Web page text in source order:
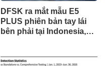
DFSK ra mắt mẫu E5
PLUS phiên bản tay lái
bên phải tại Indonesia,
toàn cầu